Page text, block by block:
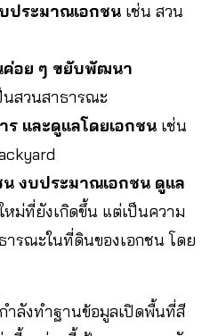
ประมาณเอกชน เช่น สวน
ค่อย ๆ ขยับพัฒนา
นสวนสาธารณะ
ร และดูแลโดยเอกชน เช่น
น งบประมาณเอกชน ดูแล
หม่ที่ยังเกิดขึ้น แต่เป็นความ
ารณะในที่ดินของเอกชน โดย
ำลังทำฐานข้อมูลเปิดพื้นที่สี